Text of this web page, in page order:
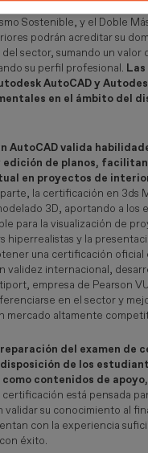
Sostenible, y el Doble
podrán acreditar su
sector, sumando un valor
su perfil profesional.
AutoCAD y
en el ámbito del
AutoCAD valida
edición de planos,
en proyectos de
parte, la certificación en 3ds
3D, aportando a los
para la visualización de
hiperrealistas y la
una certificación oficial
validez internacional,
empresa de Pearson
en el sector y
mercado altamente
del examen de
disposición de los
contenidos de
certificación está pensada
validar su conocimiento al
con la experiencia
éxito.